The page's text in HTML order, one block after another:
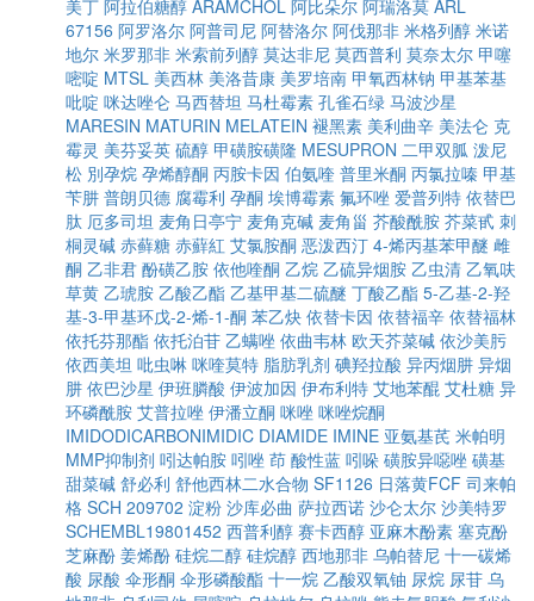
美丁 阿拉伯糖醇 ARAMCHOL 阿比朵尔 阿瑞洛莫 ARL
67156 阿罗洛尔 阿普司尼 阿替洛尔 阿伐那非 米格列醇 米诺
地尔 米罗那非 米索前列醇 莫达非尼 莫西普利 莫奈太尔 甲噻
嘧啶 MTSL 美西林 美洛昔康 美罗培南 甲氧西林钠 甲基苯基
吡啶 咪达唑仑 马西替坦 马杜霉素 孔雀石绿 马波沙星
MARESIN MATURIN MELATEIN 褪黑素 美利曲辛 美法仑 克
霉灵 美芬妥英 硫醇 甲磺胺磺隆 MESUPRON 二甲双胍 泼尼
松 別孕烷 孕烯醇酮 丙胺卡因 伯氨喹 普里米酮 丙氯拉嗪 甲基
苄肼 普朗贝德 腐霉利 孕酮 埃博霉素 氟环唑 爱普列特 依替巴
肽 厄多司坦 麦角日亭宁 麦角克碱 麦角甾 芥酸酰胺 芥菜甙 刺
桐灵碱 赤藓糖 赤蘚紅 艾氯胺酮 恶泼西汀 4-烯丙基苯甲醚 雌
酮 乙非君 酚磺乙胺 依他喹酮 乙烷 乙硫异烟胺 乙虫清 乙氧呋
草黄 乙琥胺 乙酸乙酯 乙基甲基二硫醚 丁酸乙酯 5-乙基-2-羟
基-3-甲基环戊-2-烯-1-酮 苯乙炔 依替卡因 依替福辛 依替福林
依托芬那酯 依托泊苷 乙螨唑 依曲韦林 欧天芥菜碱 依沙美肟
依西美坦 吡虫啉 咪喹莫特 脂肪乳剂 碘羟拉酸 异丙烟肼 异烟
肼 依巴沙星 伊班膦酸 伊波加因 伊布利特 艾地苯醌 艾杜糖 异
环磷酰胺 艾普拉唑 伊潘立酮 咪唑 咪唑烷酮
IMIDODICARBONIMIDIC DIAMIDE IMINE 亚氨基芪 米帕明
MMP抑制剂 吲达帕胺 吲唑 茚 酸性蓝 吲哚 磺胺异噁唑 磺基
甜菜碱 舒必利 舒他西林二水合物 SF1126 日落黄FCF 司来帕
格 SCH 209702 淀粉 沙库必曲 萨拉西诺 沙仑太尔 沙美特罗
SCHEMBL19801452 西普利醇 赛卡西醇 亚麻木酚素 塞克酚
芝麻酚 姜烯酚 硅烷二醇 硅烷醇 西地那非 乌帕替尼 十一碳烯
酸 尿酸 伞形酮 伞形磷酸酯 十一烷 乙酸双氧铀 尿烷 尿苷 乌